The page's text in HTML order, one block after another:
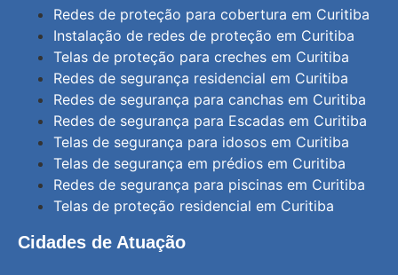
Redes de proteção para cobertura em Curitiba
Instalação de redes de proteção em Curitiba
Telas de proteção para creches em Curitiba
Redes de segurança residencial em Curitiba
Redes de segurança para canchas em Curitiba
Redes de segurança para Escadas em Curitiba
Telas de segurança para idosos em Curitiba
Telas de segurança em prédios em Curitiba
Redes de segurança para piscinas em Curitiba
Telas de proteção residencial em Curitiba
Cidades de Atuação